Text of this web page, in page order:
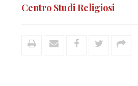
Centro Studi Religiosi